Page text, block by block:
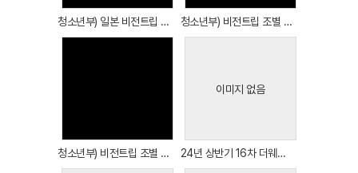
청소년부) 일본 비전트립 영상 청소년부) 비전트립 조별 활동 이모저모 (역사,문화,사회,종교 테마로 활동)
청소년부) 비전트립 조별 발표회 이모저모
이미지 없음
24년 상반기 16차 더웨이브 집회 이모저모